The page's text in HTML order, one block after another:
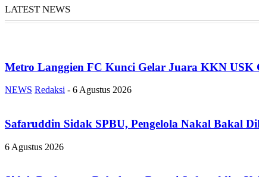
LATEST NEWS
Metro Langgien FC Kunci Gelar Juara KKN USK
NEWS Redaksi - 6 Agustus 2026
Safaruddin Sidak SPBU, Pengelola Nakal Bakal
6 Agustus 2026